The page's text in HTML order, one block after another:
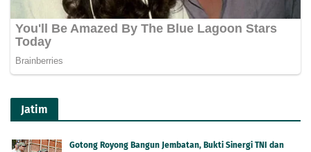
Jatim
Gotong Royong Bangun Jembatan, Bukti Sinergi TNI dan